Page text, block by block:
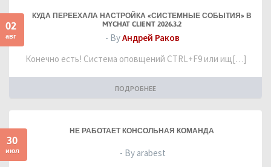
02
авг
КУДА ПЕРЕЕХАЛА НАСТРОЙКА «СИСТЕМНЫЕ СОБЫТИЯ» В
MYCHAT CLIENT 2026.3.2
- ByАндрей Раков
Конечно есть! Система оповщений CTRL+F9 или ищ[…]
ПОДРОБНЕЕ
30
июл
НЕ РАБОТАЕТ КОНСОЛЬНАЯ КОМАНДА
- By arabest